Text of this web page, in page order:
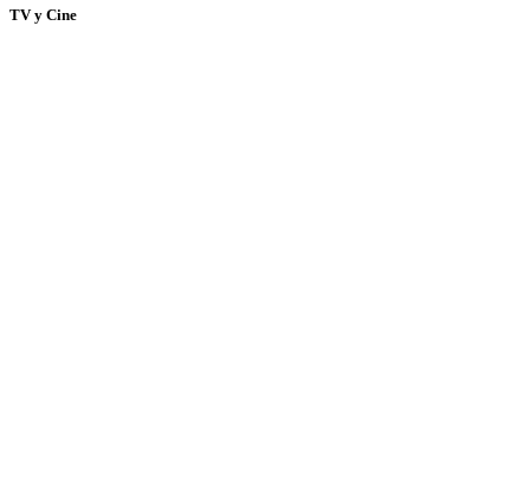
TV y Cine